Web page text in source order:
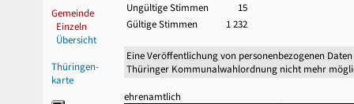
Gemeinde
Einzeln
Übersicht
Thüringen-
karte
Ungültige Stimmen
15
Gültige Stimmen
1 232
Eine Veröffentlichung von personenbezogenen
Thüringer Kommunalwahlordnung nicht mehr
ehrenamtlich